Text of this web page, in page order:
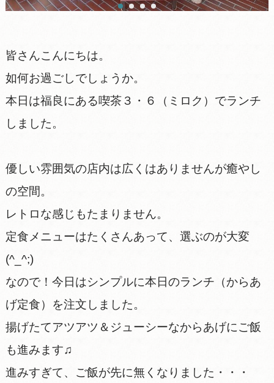
皆さんこんにちは。
如何お過ごしでしょうか。
本日は福良にある喫茶３・６（ミロク）でランチ
しました。
優しい雰囲気の店内は広くはありませんが癒やし
の空間。
レトロな感じもたまりません。
定食メニューはたくさんあって、選ぶのが大変
(^_^;)
なので！今日はシンプルに本日のランチ（からあ
げ定食）を注文しました。
揚げたてアツアツ＆ジューシーなからあげにご飯
も進みます♫
進みすぎて、ご飯が先に無くなりました・・・